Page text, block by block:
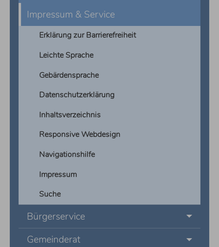
Impressum & Service
Erklärung zur Barrierefreiheit
Leichte Sprache
Gebärdensprache
Datenschutzerklärung
Inhaltsverzeichnis
Responsive Webdesign
Navigationshilfe
Impressum
Suche
Bürgerservice
Gemeinderat